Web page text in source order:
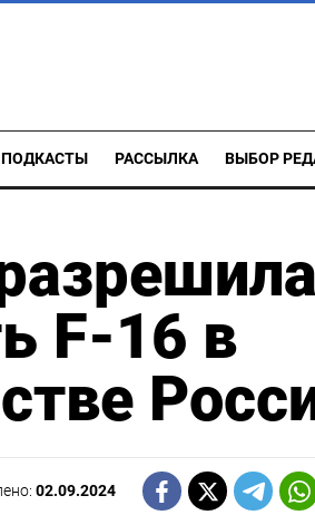
ПОДКАСТЫ РАССЫЛКА ВЫБОР
F-16 в
02.09.2024